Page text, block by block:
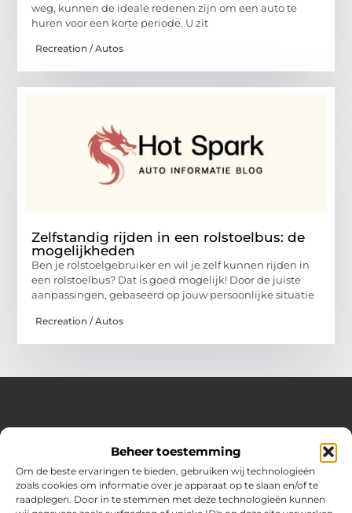
Beheer toestemming
Om de beste ervaringen te bieden, gebruiken wij technologieën
zoals cookies om informatie over je apparaat op te slaan en/of te
raadplegen. Door in te stemmen met deze technologieën kunnen
weg, kunnen de ideale redenen zijn om een auto te
huren voor een korte periode. U zit
Recreation / Autos
Zelfstandig rijden in een rolstoelbus: de
mogelijkheden
Ben je rolstoelgebruiker en wil je zelf kunnen rijden in
een rolstoelbus? Dat is goed mogelijk! Door de juiste
aanpassingen, gebaseerd op jouw persoonlijke situatie
Recreation / Autos
Jouw bron voor inspiratie en praktische tips voor het
Verken een gevarieerde selectie blogs en artikelen boordevol
handige adviezen en verrassende inzichten om elke dag
optimaal te benutten.